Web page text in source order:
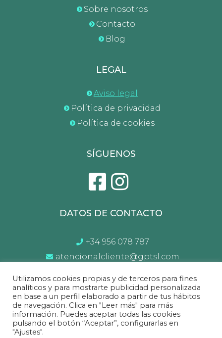
Sobre nosotros
Contacto
Blog
LEGAL
Aviso legal
Política de privacidad
Política de cookies
SÍGUENOS
DATOS DE CONTACTO
+34 956 078 787
atencionalcliente@gptsl.com
21:00
Sofá&Sofá©2022 Todos los derechos reservados.
Utilizamos cookies propias y de terceros para fines
analíticos y para mostrarte publicidad personalizada
en base a un perfil elaborado a partir de tus hábitos
de navegación. Clica en "Leer más" para más
información. Puedes aceptar todas las cookies
pulsando el botón “Aceptar”, configurarlas en
"Ajustes".